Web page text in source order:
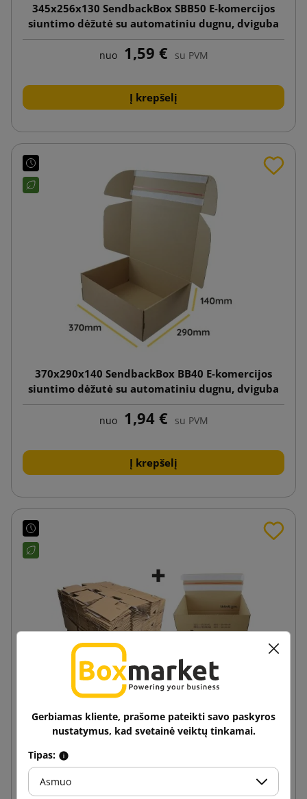
345x256x130 SendbackBox SBB50 E-komercijos
siuntimo dėžutė su automatiniu dugnu, dviguba
lipnia juostele ir plėšimo juostele
nuo 1,59 € su PVM
Į krepšelį
370x290x140 SendbackBox BB40 E-komercijos
siuntimo dėžutė su automatiniu dugnu, dviguba
lipnia juostele ir plėšimo juostele
nuo 1,94 € su PVM
Į krepšelį
255x180x160 SendbackBox SBB21N E. komercijos
siuntimo dėžutė su spauda, automatinis dugnas
Gerbiamas kliente, prašome pateikti savo paskyros
nustatymus, kad svetainė veiktų tinkamai.
Tipas:
Asmuo